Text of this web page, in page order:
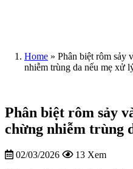
Home » Phân biệt rôm sảy
nhiễm trùng da nếu mẹ xử
Phân biệt rôm sảy
chừng nhiễm trùng
02/03/2026 13 Xem